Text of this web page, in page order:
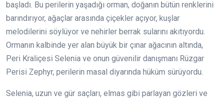
başladı. Bu perilerin yaşadığı orman, doğanın bütün renklerini
barındırıyor, ağaçlar arasında çiçekler açıyor, kuşlar
melodilerini söylüyor ve nehirler berrak sularını akıtıyordu.
Ormanın kalbinde yer alan büyük bir çınar ağacının altında,
Peri Kraliçesi Selenia ve onun güvenilir danışmanı Rüzgar
Perisi Zephyr, perilerin masal diyarında hüküm sürüyordu.
Selenia, uzun ve gür saçları, elmas gibi parlayan gözleri ve